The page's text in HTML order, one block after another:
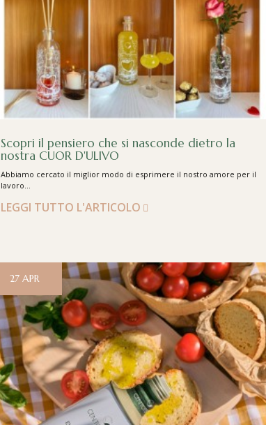
Scopri il pensiero che si nasconde dietro la
nostra CUOR D'ULIVO
Abbiamo cercato il miglior modo di esprimere il nostro amore per il
lavoro...
LEGGI TUTTO L'ARTICOLO
27 APR